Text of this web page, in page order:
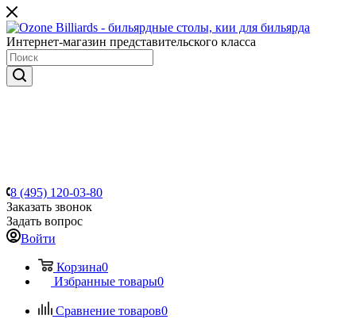
Интернет-магазин представительского класса
8 (495) 120-03-80
Заказать звонок
Задать вопрос
Войти
Корзина0
Избранные товары0
Сравнение товаров0